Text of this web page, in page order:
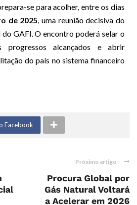
se para acolher, entre os dias
de 2025, uma reunião decisiva do
GAFI. O encontro poderá selar o
progressos alcançados e abrir
do país no sistema financeiro
Facebook
Próximo artigo
Procura Global por
Gás Natural Voltará
a Acelerar em 2026